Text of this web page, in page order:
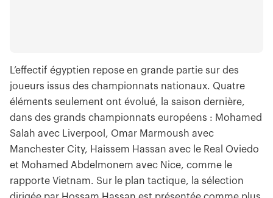
L’effectif égyptien repose en grande partie sur des
joueurs issus des championnats nationaux. Quatre
éléments seulement ont évolué, la saison dernière,
dans des grands championnats européens : Mohamed
Salah avec Liverpool, Omar Marmoush avec
Manchester City, Haissem Hassan avec le Real Oviedo
et Mohamed Abdelmonem avec Nice, comme le
rapporte Vietnam. Sur le plan tactique, la sélection